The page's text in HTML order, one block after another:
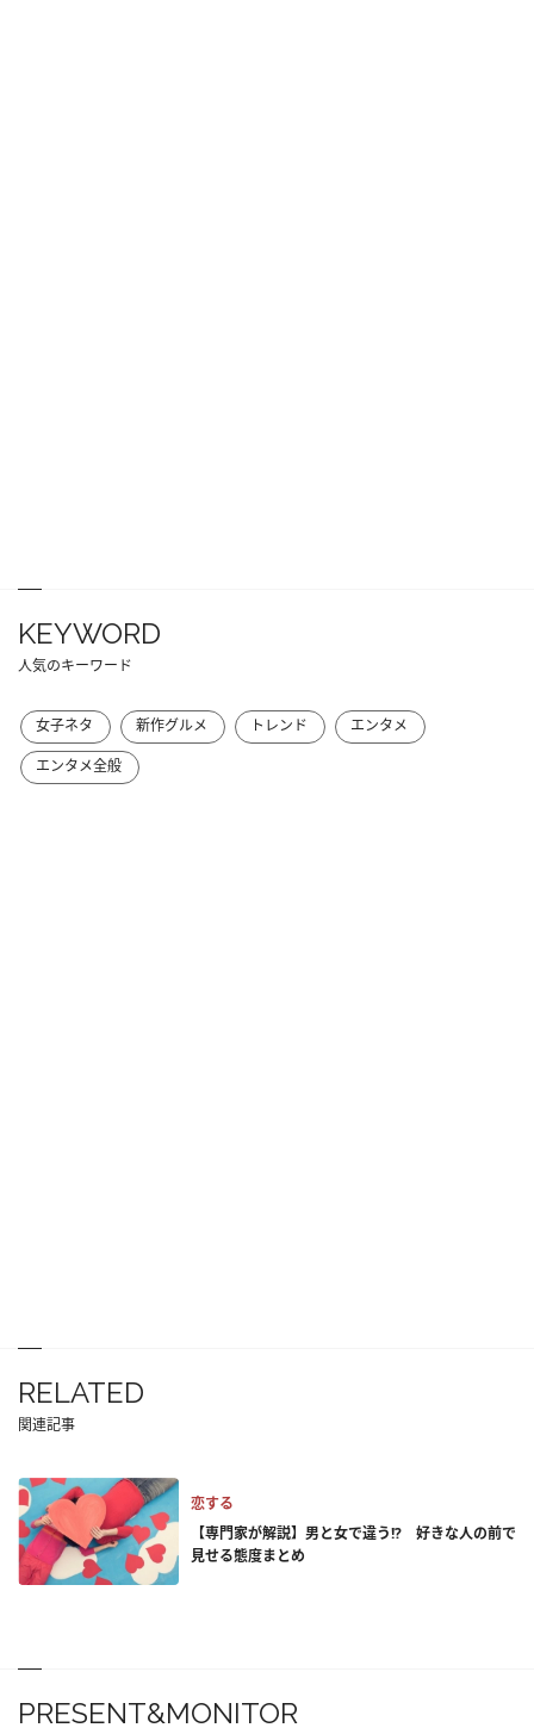
KEYWORD
人気のキーワード
女子ネタ 新作グルメ トレンド
エンタメ
エンタメ全般
RELATED
関連記事
恋する
【専門家が解説】男と女で違う!? 好きな人の前で
見せる態度まとめ
PRESENT&MONITOR